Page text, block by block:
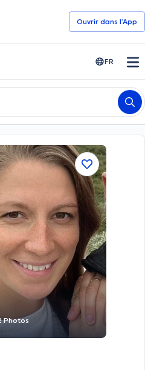
Ouvrir dans l’App
FR
Photos